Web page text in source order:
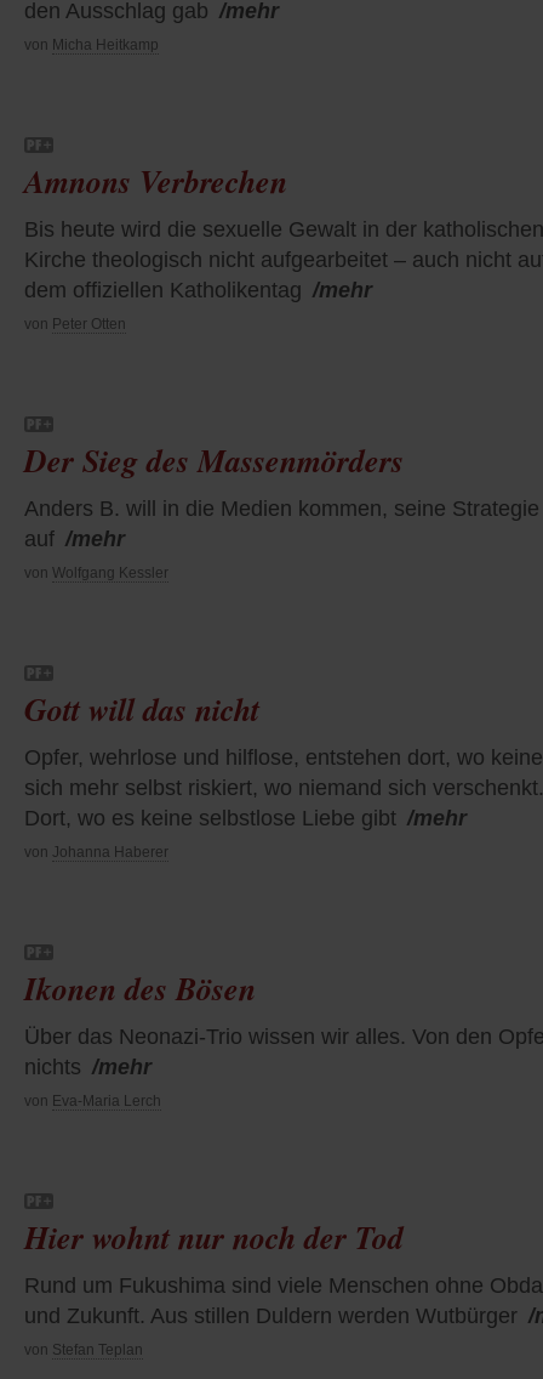
den Ausschlag gab /mehr
von Micha Heitkamp
Amnons Verbrechen
Bis heute wird die sexuelle Gewalt in der katholischen
Kirche theologisch nicht aufgearbeitet – auch nicht
dem offiziellen Katholikentag /mehr
von Peter Otten
Der Sieg des Massenmörders
Anders B. will in die Medien kommen, seine
auf /mehr
von Wolfgang Kessler
Gott will das nicht
Opfer, wehrlose und hilflose, entstehen dort, wo
sich mehr selbst riskiert, wo niemand sich verschenkt.
Dort, wo es keine selbstlose Liebe gibt /mehr
von Johanna Haberer
Ikonen des Bösen
Über das Neonazi-Trio wissen wir alles. Von den
nichts /mehr
von Eva-Maria Lerch
Hier wohnt nur noch der Tod
Rund um Fukushima sind viele Menschen ohne
und Zukunft. Aus stillen Duldern werden Wutbürger /
von Stefan Teplan